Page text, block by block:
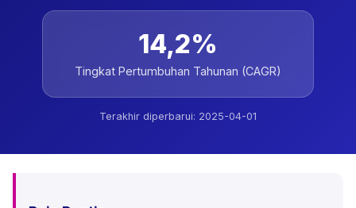
14,2%
Tingkat Pertumbuhan Tahunan (CAGR)
Terakhir diperbarui: 2025-04-01